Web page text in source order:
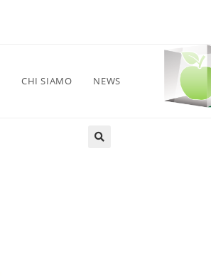
CHI SIAMO NEWS